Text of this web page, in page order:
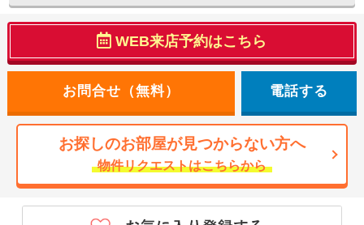
WEB来店予約はこちら
電話する
お探しのお部屋が見つからない方へ
物件リクエストはこちらから